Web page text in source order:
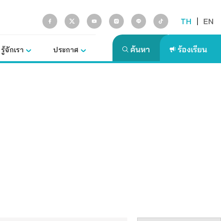
TH | EN
รู้จักเรา ประกาศ